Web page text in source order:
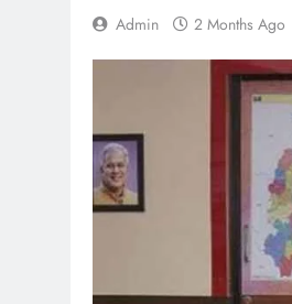
Admin 2 Months Ago